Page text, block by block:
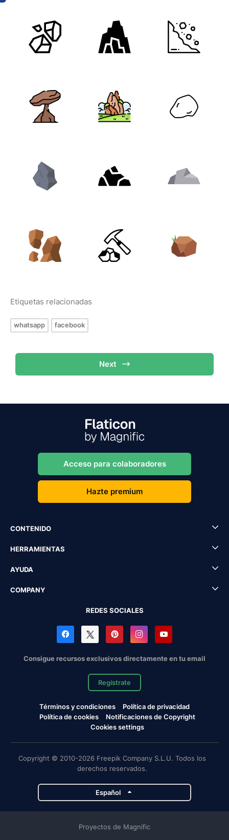
Etiquetas relacionadas
whatsapp facebook
Next
Acceso para colaboradores
Hazte premium
CONTENIDO
HERRAMIENTAS
AYUDA
COMPANY
REDES SOCIALES
Consigue recursos exclusivos directamente en tu email
Regístrate
Términos y condiciones
Política de privacidad
Política de cookies
Notificaciones de Copyright
Cookies settings
Copyright © 2010-2026 Freepik Company S.L.U. Todos los
derechos reservados.
Español
Proyectos de Magnific